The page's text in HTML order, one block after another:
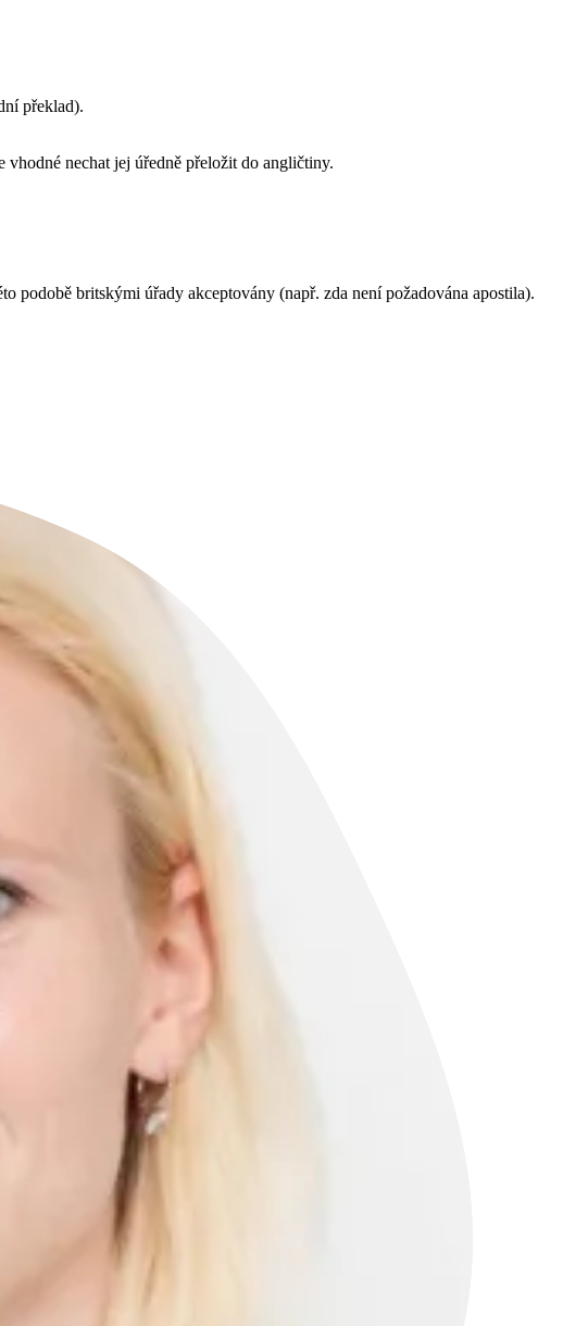
překlad).
nechat jej úředně přeložit do angličtiny.
podobě britskými úřady akceptovány (např. zda není požadována apostila).